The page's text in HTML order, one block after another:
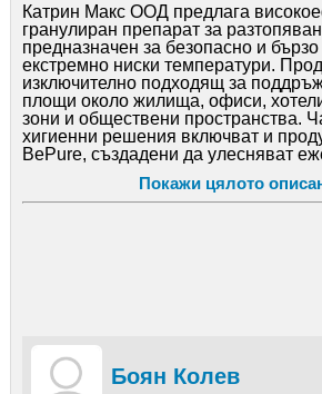
Катрин Макс ООД предлага
гранулиран препарат за
предназначен за безопасно и
екстремно ниски температури.
изключително подходящ за
площи около жилища, офиси,
зони и обществени пространства.
хигиенни решения включват и
BePure, създадени да улесняват
Основни предимства
• Работи ефективно до –50°C
канализации
• Безопасен за повечето настилки:
мрамор, естествен камък, бетон,
Покажи цялото
Боян Колев